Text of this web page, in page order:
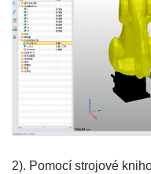
2). Pomocí strojové